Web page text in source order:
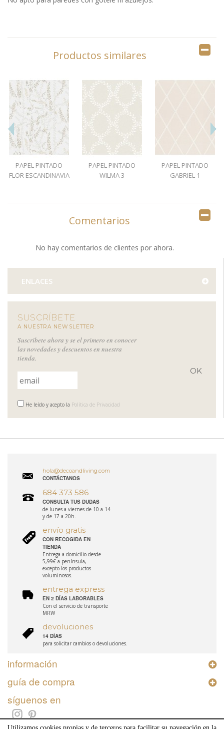
Productos similares
PAPEL PINTADO
FLOR ESCANDINAVIA
PAPEL PINTADO
WILMA 3
PAPEL PINTADO
GABRIEL 1
Comentarios
No hay comentarios de clientes por ahora.
ENLACES
SUSCRÍBETE
A NUESTRA NEWSLETTER
Suscríbete ahora y se el primero en conocer
las novedades y descuentos en nuestra
tienda.
He leído y acepto la Política de Privacidad
hola@decoandliving.com
CONTÁCTANOS
684 373 586
CONSULTA TUS DUDAS
de lunes a viernes de 10 a 14
y de 17 a 20h.
envío gratis
CON RECOGIDA EN
TIENDA
Entrega a domicilio desde
5,99€ a península,
excepto los productos
voluminosos.
entrega express
EN 2 DÍAS LABORABLES
Con el servicio de transporte
MRW
devoluciones
14 DÍAS
para solicitar cambios o devoluciones.
información
guía de compra
síguenos en